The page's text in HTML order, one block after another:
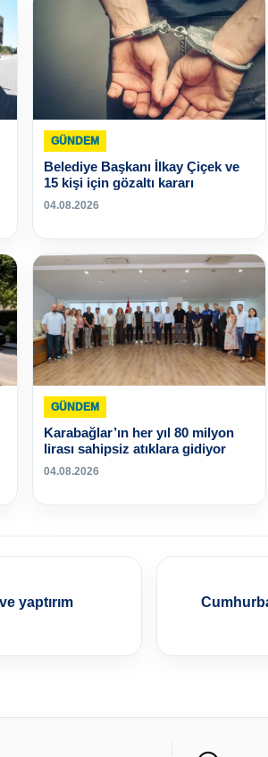
GÜNDEM
Belediye Başkanı İlkay Çiçek ve
15 kişi için gözaltı kararı
04.08.2026
GÜNDEM
Karabağlar’ın her yıl 80 milyon
lirası sahipsiz atıklara gidiyor
04.08.2026
yaptırım